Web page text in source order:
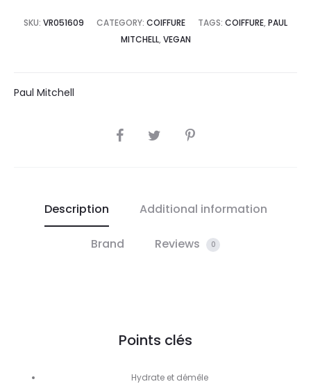
SKU: VR051609 CATEGORY: COIFFURE TAGS: COIFFURE, PAUL
MITCHELL, VEGAN
Paul Mitchell
SHARE
Description Additional information
Brand Reviews 0
Points clés
Hydrate et démêle